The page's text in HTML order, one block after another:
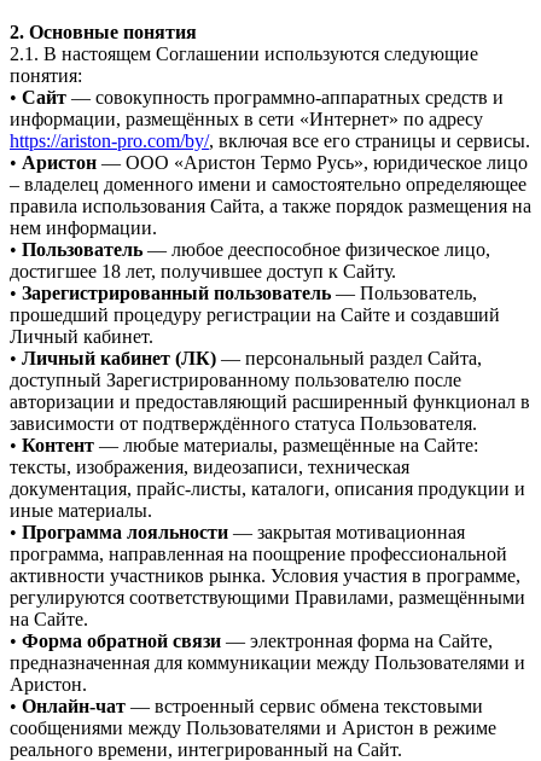
2. Основные понятия
2.1. В настоящем Соглашении используются следующие
понятия:
• Сайт — совокупность программно-аппаратных средств и
информации, размещённых в сети «Интернет» по адресу
https://ariston-pro.com/by/, включая все его страницы и сервисы.
• Аристон — ООО «Аристон Термо Русь», юридическое лицо
– владелец доменного имени и самостоятельно определяющее
правила использования Сайта, а также порядок размещения на
нем информации.
• Пользователь — любое дееспособное физическое лицо,
достигшее 18 лет, получившее доступ к Сайту.
• Зарегистрированный пользователь — Пользователь,
прошедший процедуру регистрации на Сайте и создавший
Личный кабинет.
• Личный кабинет (ЛК) — персональный раздел Сайта,
доступный Зарегистрированному пользователю после
авторизации и предоставляющий расширенный функционал в
зависимости от подтверждённого статуса Пользователя.
• Контент — любые материалы, размещённые на Сайте:
тексты, изображения, видеозаписи, техническая
документация, прайс-листы, каталоги, описания продукции и
иные материалы.
• Программа лояльности — закрытая мотивационная
программа, направленная на поощрение профессиональной
активности участников рынка. Условия участия в программе,
регулируются соответствующими Правилами, размещёнными
на Сайте.
• Форма обратной связи — электронная форма на Сайте,
предназначенная для коммуникации между Пользователями и
Аристон.
• Онлайн-чат — встроенный сервис обмена текстовыми
сообщениями между Пользователями и Аристон в режиме
реального времени, интегрированный на Сайт.